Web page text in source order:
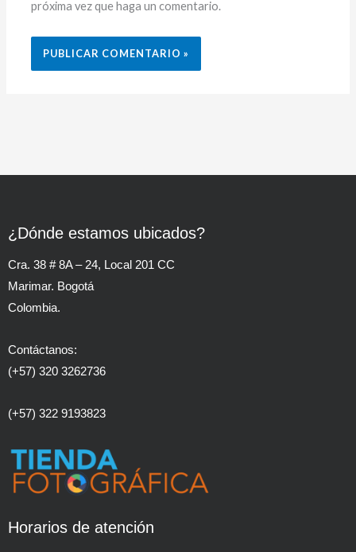
próxima vez que haga un comentario.
¿Dónde estamos ubicados?
Cra. 38 # 8A – 24, Local 201 CC
Marimar. Bogotá
Colombia.
Contáctanos:
(+57) 320 3262736
(+57) 322 9193823
Horarios de atención